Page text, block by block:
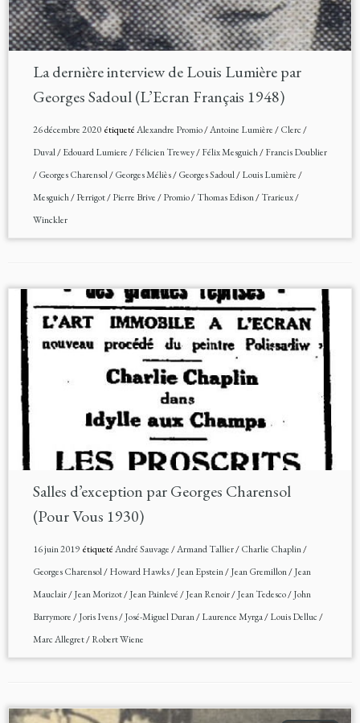
La dernière interview de Louis Lumière par
Georges Sadoul (L’Ecran Français 1948)
26 décembre 2020étiquetéAlexandre Promio/Antoine Lumière/Clerc/
Duval/Edouard Lumiere/Félicien Trewey/Félix Mesguich/Francis Doublier
/Georges Charensol/Georges Méliès/Georges Sadoul/Louis Lumière/
Mesguich/Perrigot/Pierre Brive/Promio/Thomas Edison/Trarieux/
Winckler
Salles d’exception par Georges Charensol
(Pour Vous 1930)
16 juin 2019étiquetéAndré Sauvage/Armand Tallier/Charlie Chaplin/
Georges Charensol/Howard Hawks/Jean Epstein/Jean Gremillon/Jean
Mauclair/Jean Morizot/Jean Painlevé/Jean Renoir/Jean Tedesco/John
Barrymore/Joris Ivens/José-Miguel Duran/Laurence Myrga/Louis Delluc/
Marc Allegret/Robert Wiene